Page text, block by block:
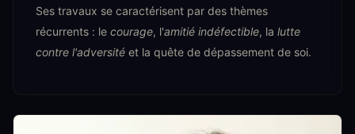
Ses travaux se caractérisent par des thèmes
récurrents : le courage, l'amitié indéfectible, la lutte
contre l'adversité et la quête de dépassement de soi.